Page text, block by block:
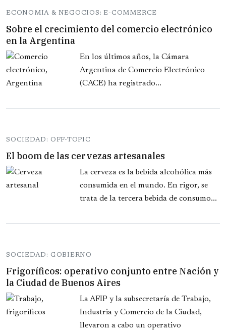
ECONOMIA & NEGOCIOS: E-COMMERCE
Sobre el crecimiento del comercio electrónico
en la Argentina
En los últimos años, la Cámara
Argentina de Comercio Electrónico
(CACE) ha registrado...
SOCIEDAD: OFF-TOPIC
El boom de las cervezas artesanales
La cerveza es la bebida alcohólica más
consumida en el mundo. En rigor, se
trata de la tercera bebida de consumo...
SOCIEDAD: GOBIERNO
Frigoríficos: operativo conjunto entre Nación y
la Ciudad de Buenos Aires
La AFIP y la subsecretaría de Trabajo,
Industria y Comercio de la Ciudad,
llevaron a cabo un operativo